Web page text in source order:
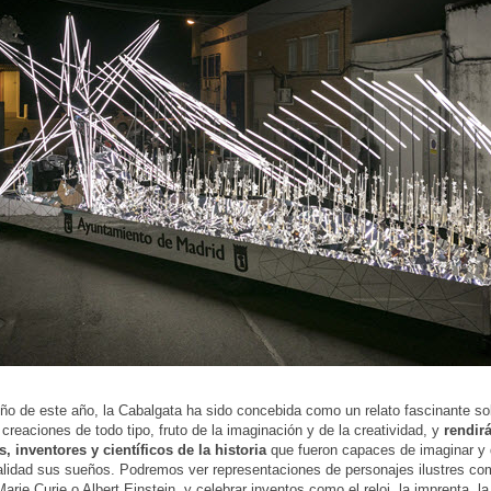
de este año, la Cabalgata ha sido concebida como un relato fascinante
de todo tipo, fruto de la imaginación y de la creatividad, y
inventores y científicos de la historia que fueron capaces de imaginar y
sus sueños. Podremos ver representaciones de personajes ilustres